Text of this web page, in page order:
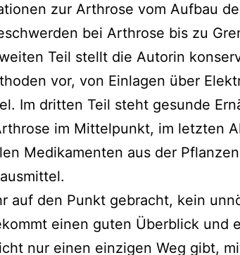
zur Arthrose vom Aufbau
bei Arthrose bis zu
Teil stellt die Autorin
vor, von Einlagen über
Im drit­ten Teil steht gesun­de
im Mittelpunkt, im letz­ten
Medikamenten aus der
auf den Punkt gebracht, kein
einen guten Überblick und
nur einen ein­zi­gen Weg gibt,